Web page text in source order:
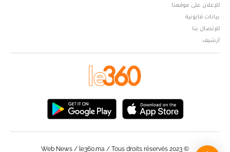
للإعلان على موقعنا
بيانات قانونية
للإتصال بنا
أرشيف
© Web News / le360.ma / Tous droits réservés 2023